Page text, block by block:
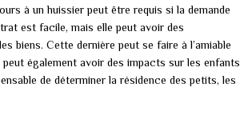
à un huissier peut être requis si la demande
est facile, mais elle peut avoir des
biens. Cette dernière peut se faire à l’amiable
également avoir des impacts sur les enfants
de déterminer la résidence des petits, les